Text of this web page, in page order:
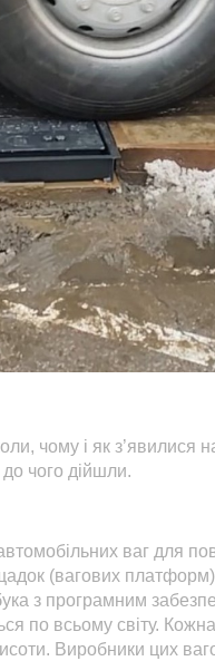
чому і як з’явилися
чого дійшли.
ваг для
(вагових
з програмним
по всьому світу.
Виробники цих